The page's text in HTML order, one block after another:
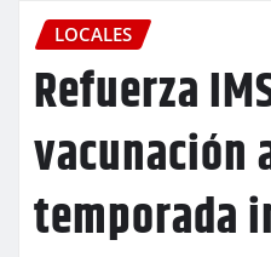
LOCALES
Refuerza
vacunación
temporada